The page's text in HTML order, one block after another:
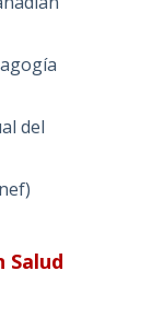
del
Salud